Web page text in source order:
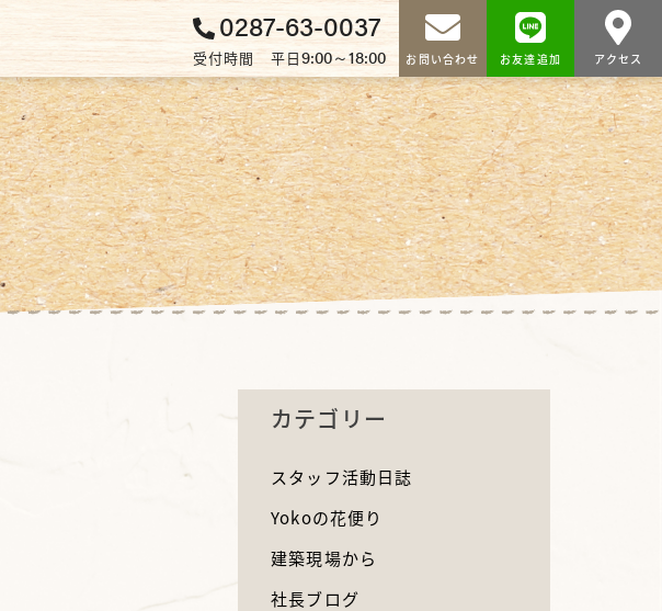
0287-63-0037
受付時間 平日9:00～18:00 お問い合わせ お友達追加 アクセス
カテゴリー
スタッフ活動日誌
Yokoの花便り
建築現場から
社長ブログ